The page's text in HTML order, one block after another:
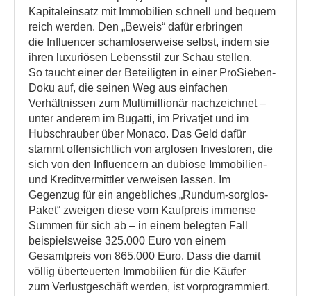
Kapitaleinsatz mit Immobilien schnell und bequem
reich werden. Den „Beweis“ dafür erbringen
die Influencer schamloserweise selbst, indem sie
ihren luxuriösen Lebensstil zur Schau stellen.
So taucht einer der Beteiligten in einer ProSieben-
Doku auf, die seinen Weg aus einfachen
Verhältnissen zum Multimillionär nachzeichnet –
unter anderem im Bugatti, im Privatjet und im
Hubschrauber über Monaco. Das Geld dafür
stammt offensichtlich von arglosen Investoren, die
sich von den Influencern an dubiose Immobilien-
und Kreditvermittler verweisen lassen. Im
Gegenzug für ein angebliches „Rundum-sorglos-
Paket“ zweigen diese vom Kaufpreis immense
Summen für sich ab – in einem belegten Fall
beispielsweise 325.000 Euro von einem
Gesamtpreis von 865.000 Euro. Dass die damit
völlig überteuerten Immobilien für die Käufer
zum Verlustgeschäft werden, ist vorprogrammiert.